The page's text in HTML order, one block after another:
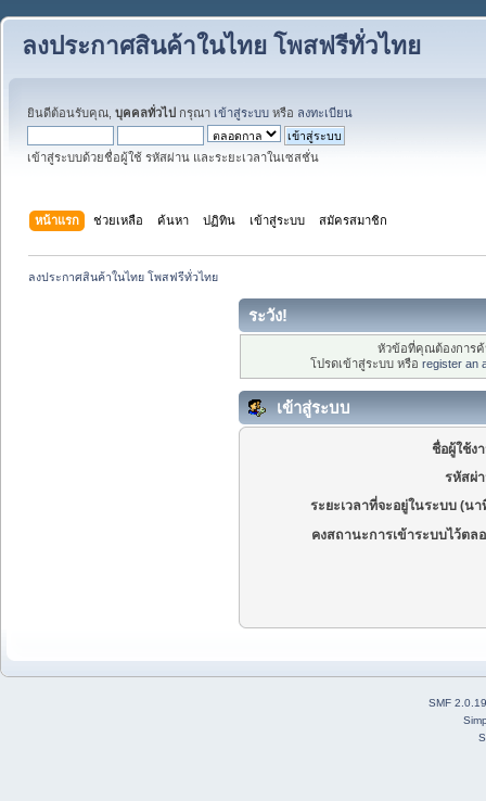
ลงประกาศสินค้าในไทย โพสฟรีทั่วไทย
ยินดีต้อนรับคุณ, บุคคลทั่วไป กรุณา เข้าสู่ระบบ หรือ ลงทะเบียน
เข้าสู่ระบบด้วยชื่อผู้ใช้ รหัสผ่าน และระยะเวลาในเซสชั่น
หน้าแรก ช่วยเหลือ ค้นหา ปฏิทิน เข้าสู่ระบบ สมัครสมาชิก
ลงประกาศสินค้าในไทย โพสฟรีทั่วไทย
ระวัง!
หัวข้อที่คุณต้องการ
โปรดเข้าสู่ระบบ หรือ register an
เข้าสู่ระบบ
ชื่อผู้ใช้ง
รหัสผ่
ระยะเวลาที่จะอยู่ในระบบ (นา
คงสถานะการเข้าระบบไว้ตล
SMF 2.0.19